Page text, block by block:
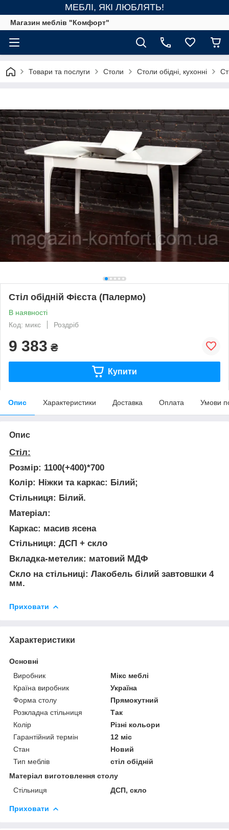
МЕБЛІ, ЯКІ ЛЮБЛЯТЬ!
Магазин меблів "Комфорт"
Товари та послуги Столи Столи обідні, кухонні
Стіл обідній Фієста (Палермо)
В наявності
Код: микс
Роздріб
9 383 ₴
Купити
Опис Характеристики Доставка Оплата Умови
Опис
Стіл:
Розмір: 1100(+400)*700
Колір: Ніжки та каркас: Білий;
Стільниця: Білий.
Матеріал:
Каркас: масив ясена
Стільниця: ДСП + скло
Вкладка-метелик: матовий МДФ
Скло на стільниці: Лакобель білий завтовшки 4
мм.
Приховати
Характеристики
Основні
Виробник
Мікс меблі
Країна виробник
Україна
Форма столу
Прямокутний
Розкладна стільниця
Так
Колір
Різні кольори
Гарантійний термін
12 міс
Стан
Новий
Тип меблів
стіл обідній
Матеріал виготовлення столу
Стільниця
ДСП, скло
Приховати